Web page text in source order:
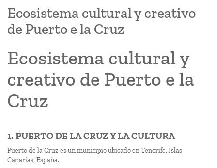
Ecosistema cultural y creativo
de Puerto e la Cruz
Ecosistema cultural y
creativo de Puerto e la
Cruz
1. PUERTO DE LA CRUZ Y LA CULTURA
Puerto de la Cruz es un municipio ubicado en Tenerife, Islas
Canarias, España.